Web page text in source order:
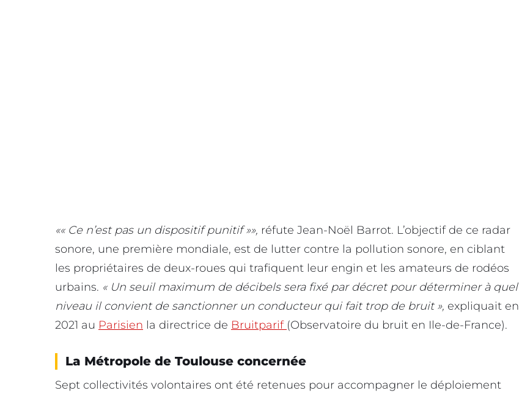
« Ce n’est pas un dispositif punitif » , réfute Jean-Noël Barrot. L’objectif de ce radar
sonore, une première mondiale, est de lutter contre la pollution sonore, en ciblant
les propriétaires de deux-roues qui trafiquent leur engin et les amateurs de rodéos
urbains. « Un seuil maximum de décibels sera fixé par décret pour déterminer à quel
niveau il convient de sanctionner un conducteur qui fait trop de bruit », expliquait en
2021 au Parisien la directrice de Bruitparif (Observatoire du bruit en Ile-de-France).
La Métropole de Toulouse concernée
Sept collectivités volontaires ont été retenues pour accompagner le déploiement